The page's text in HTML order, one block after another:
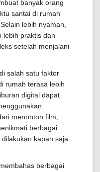
banyak orang
santai di rumah
lebih nyaman,
lebih praktis dan
setelah menjalani
salah satu faktor
rumah terasa lebih
digital dapat
menonton film,
berbagai
kapan saja
berbagai